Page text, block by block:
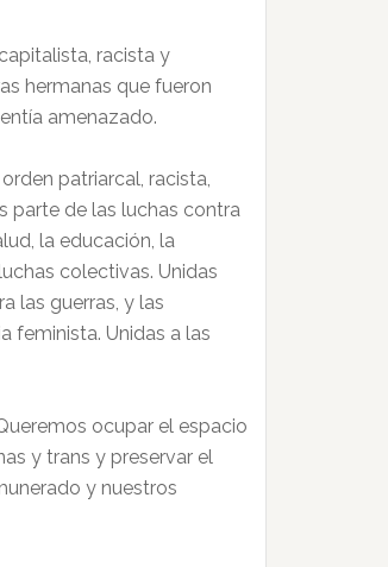
racista y
hermanas que fueron
amenazado.
patriarcal, racista,
parte de las luchas contra
la educación, la
colectivas. Unidas
las guerras, y las
feminista. Unidas a las
ocupar el espacio
y trans y preservar el
y nuestros